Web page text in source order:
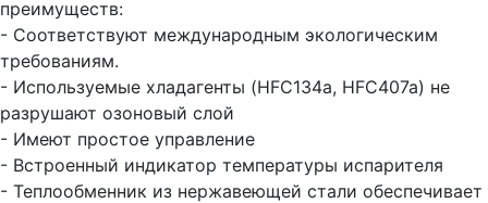
преимуществ:
- Соответствуют международным экологическим
требованиям.
- Используемые хладагенты (HFC134a, HFC407a) не
разрушают озоновый слой
- Имеют простое управление
- Встроенный индикатор температуры испарителя
- Теплообменник из нержавеющей стали обеспечивает